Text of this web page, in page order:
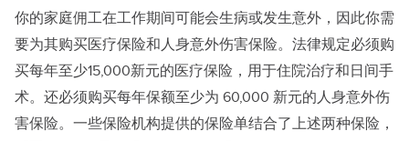
你的家庭佣工在工作期间可能会生病或发生意外，因此你需
要为其购买医疗保险和人身意外伤害保险。法律规定必须购
买每年至少15,000新元的医疗保险，用于住院治疗和日间手
术。还必须购买每年保额至少为 60,000 新元的人身意外伤
害保险。一些保险机构提供的保险单结合了上述两种保险，